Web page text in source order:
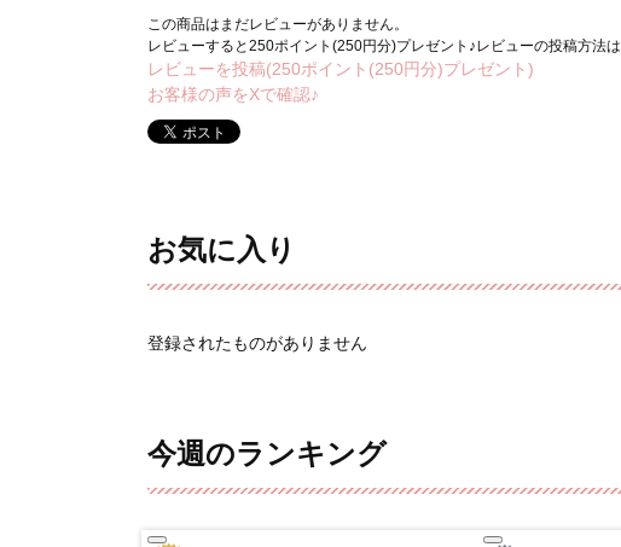
この商品はまだレビューがありません。
レビューすると250ポイント(250円分)プレゼント♪レビューの投稿方法は
レビューを投稿(250ポイント(250円分)プレゼント)
お客様の声をXで確認♪
お気に入り
登録されたものがありません
今週のランキング